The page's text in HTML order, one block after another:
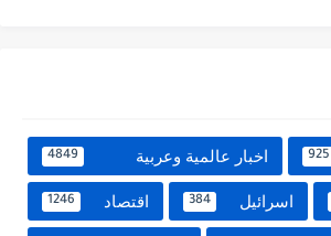
925 اخبار عالمية وعربية 4849
اسرائيل 384 اقتصاد 1246